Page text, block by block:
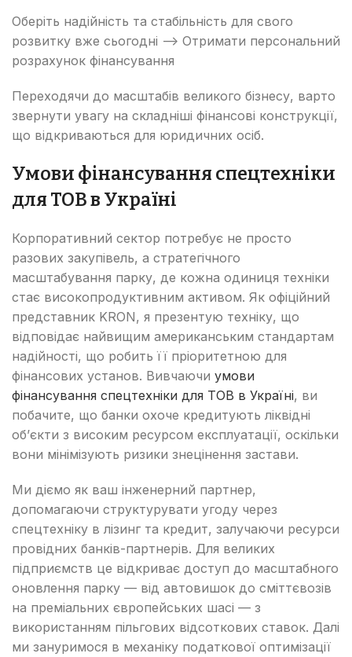
Оберіть надійність та стабільність для свого
розвитку вже сьогодні —> Отримати персональний
розрахунок фінансування
Переходячи до масштабів великого бізнесу, варто
звернути увагу на складніші фінансові конструкції,
що відкриваються для юридичних осіб.
Умови фінансування спецтехніки
для ТОВ в Україні
Корпоративний сектор потребує не просто
разових закупівель, а стратегічного
масштабування парку, де кожна одиниця техніки
стає високопродуктивним активом. Як офіційний
представник KRON, я презентую техніку, що
відповідає найвищим американським стандартам
надійності, що робить її пріоритетною для
фінансових установ. Вивчаючи умови
фінансування спецтехніки для ТОВ в Україні, ви
побачите, що банки охоче кредитують ліквідні
об’єкти з високим ресурсом експлуатації, оскільки
вони мінімізують ризики знецінення застави.
Ми діємо як ваш інженерний партнер,
допомагаючи структурувати угоду через
спецтехніку в лізинг та кредит, залучаючи ресурси
провідних банків-партнерів. Для великих
підприємств це відкриває доступ до масштабного
оновлення парку — від автовишок до сміттєвозів
на преміальних європейських шасі — з
використанням пільгових відсоткових ставок. Далі
ми зануримося в механіку податкової оптимізації